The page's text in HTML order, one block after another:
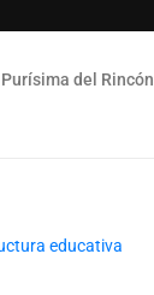
Purísima del Rincón